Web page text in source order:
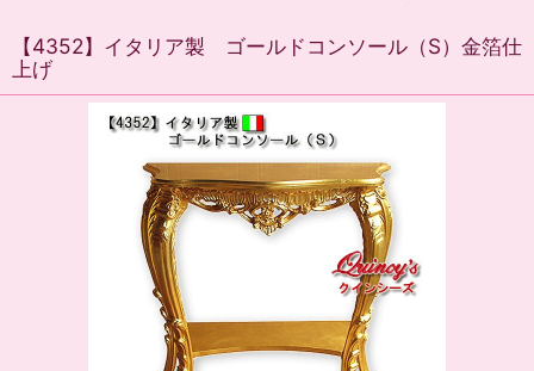
【4352】イタリア製 ゴールドコンソール（S）金箔仕
上げ